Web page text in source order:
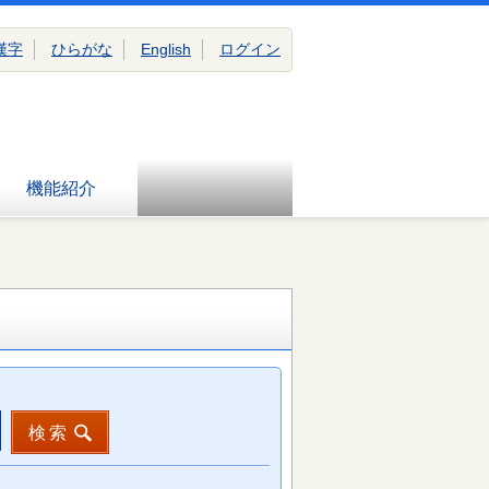
機能紹介
字 ひらがな English ログイン
検索